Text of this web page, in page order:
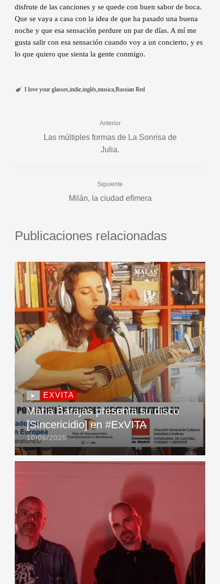
disfrute de las canciones y se quede con buen sabor de boca.
Que se vaya a casa con la idea de que ha pasado una buena
noche y que esa sensación perdure un par de días. A mí me
gusta salir con esa sensación cuando voy a un concierto, y es
lo que quiero que sienta la gente conmigo.
I love your glasses indie inglés musica Russian Red
Anterior
Las múltiples formas de La Sonrisa de
Julia.
Siguiente
Milán, la ciudad efímera
Publicaciones relacionadas
EXVITA
María Barajas presenta su disco
[Sincericidio] en #ExVITA
10/06/2025